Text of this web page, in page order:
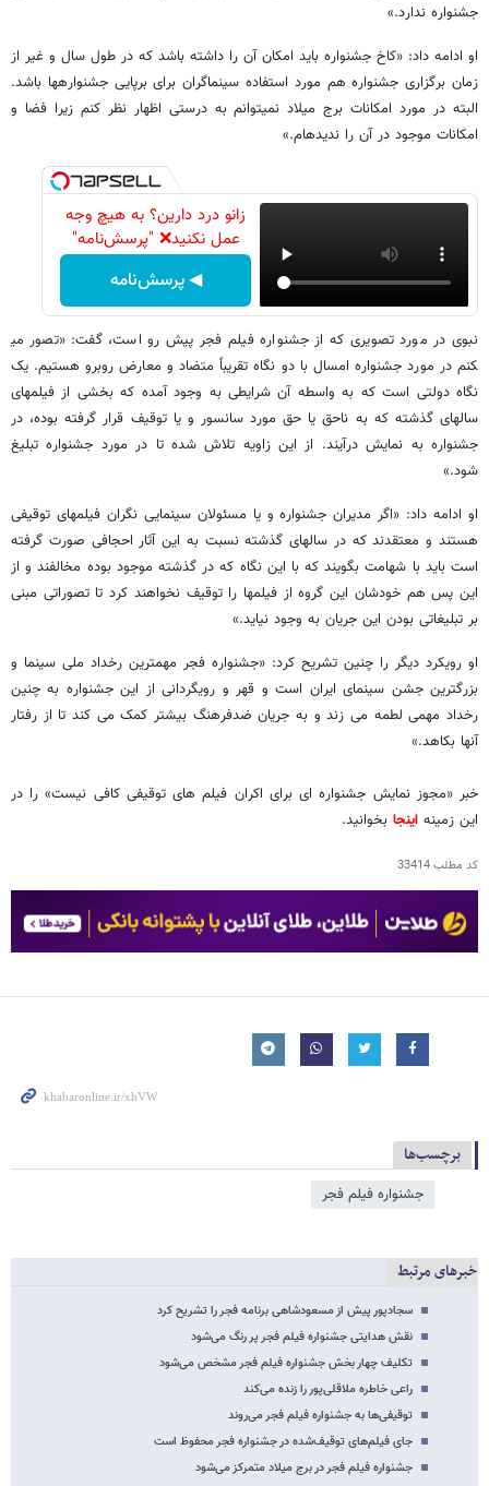
جشنواره ندارد.»
او ادامه داد: «کاخ جشنواره باید امکان آن را داشته باشد که در طول سال و غیر از
زمان برگزاری جشنواره​ هم مورد استفاده سینماگران برای برپایی جشنواره​ها باشد.
البته در مورد امکانات برج میلاد نمی​توانم به درستی اظهار نظر کنم زیرا فضا و
امکانات موجود در آن را ندیده​ام.»
زانو درد دارین؟ به هیچ وجه
عمل نکنید❌ "پرسش‌نامه"
◀ پرسش‌نامه
نبوی در مورد تصویری که از جشنواره فیلم فجر پیش رو است، گفت: «تصور می​
کنم در مورد جشنواره امسال با دو نگاه تقریباً​ متضاد و معارض روبرو هستیم. یک
نگاه دولتی است که به واسطه آن شرایطی به وجود آمده که بخشی از فیلم​های
سال​های گذشته که به ناحق یا حق مورد سانسور و یا توقیف قرار گرفته بوده، در
جشنواره به نمایش درآیند. از این زاویه تلاش شده تا در مورد جشنواره تبلیغ
شود.»
او ادامه داد: «اگر مدیران جشنواره و یا مسئولان سینمایی نگران فیلم​های توقیفی
هستند و معتقدند که در سال​های گذشته نسبت به این آثار احجافی صورت گرفته
است باید با شهامت بگویند که با این نگاه که در گذشته موجود بوده مخالفند و از
این پس هم خودشان این گروه از فیلم​ها را توقیف نخواهند کرد تا تصوراتی مبنی
بر تبلیغاتی بودن این جریان به وجود نیاید.»
او رویکرد دیگر را چنین تشریح کرد: «جشنواره فجر مهمترین رخداد ملی سینما و
بزرگترین جشن سینمای ایران است و قهر و رویگردانی از این جشنواره به چنین
رخداد مهمی لطمه می زند و به جریان ضدفرهنگ بیشتر کمک می کند تا از رفتار
آن​ها بکاهد.»
خبر «مجوز نمایش جشنواره ای برای اکران فیلم های توقیفی کافی نیست» را در
این زمینه اینجا بخوانید.
کد مطلب33414
برچسب‌ها
جشنواره فیلم فجر
خبرهای مرتبط
سجادپور پیش از مسعودشاهی برنامه فجر را تشریح کرد
نقش هدایتی جشنواره فیلم فجر پر رنگ می‌شود
تکلیف چهار بخش جشنواره فیلم فجر مشخص می‌شود
راعی خاطره ملاقلی‌پور را زنده می‌کند
توقیفی‌ها به جشنواره فیلم فجر می‌روند
جای فیلم‌های توقیف‌شده در جشنواره فجر محفوظ است
جشنواره فیلم فجر در برج میلاد متمرکز می‌شود